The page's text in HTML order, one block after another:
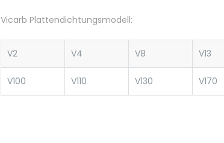
Vicarb Plattendichtungsmodell:
V2 V4 V8 V13
V100 V110 V130 V170